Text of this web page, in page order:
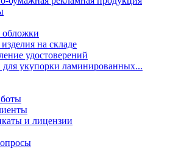
обложки
на складе
удостоверений
укупорки ламинированных...
и лицензии